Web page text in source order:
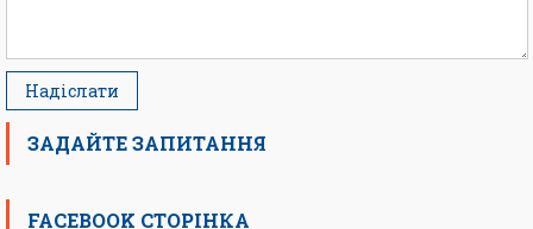
ЗАДАЙТЕ ЗАПИТАННЯ
FACEBOOK СТОРІНКА